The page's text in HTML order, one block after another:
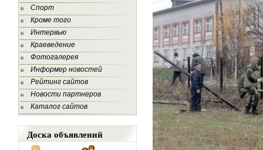
Спорт
Кроме того
Интервью
Краеведение
Фотогалерея
Информер новостей
Рейтинг сайтов
Новости партнеров
Каталог сайтов
Доска объявлений